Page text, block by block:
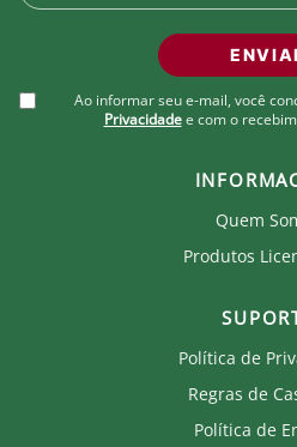
Ao informar seu e-mail, você
Privacidade e com o
Quem
Produtos
Política de
Regras de
Política de